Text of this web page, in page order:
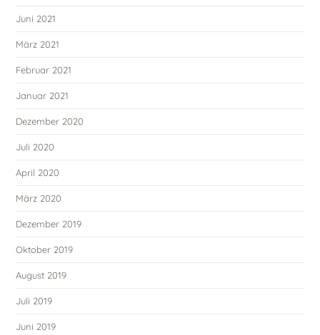
Juni 2021
März 2021
Februar 2021
Januar 2021
Dezember 2020
Juli 2020
April 2020
März 2020
Dezember 2019
Oktober 2019
August 2019
Juli 2019
Juni 2019